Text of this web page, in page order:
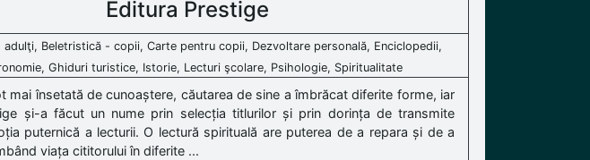
Editura Prestige
adulţi, Beletristică - copii, Carte pentru copii, Dezvoltare personală, Enciclopedii,
Ghiduri turistice, Istorie, Lecturi şcolare, Psihologie, Spiritualitate
mai însetată de cunoaștere, căutarea de sine a îmbrăcat diferite forme, iar
și-a făcut un nume prin selecția titlurilor și prin dorința de transmite
puternică a lecturii. O lectură spirituală are puterea de a repara și de a
viața cititorului în diferite ...